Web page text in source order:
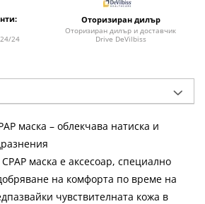
24
Оторизиран дилър
Оторизиран дилър и доставчик
Drive DeVilbiss
маска – облекчава натиска и
маска е аксесоар, специално
на комфорта по време на
чувствителната кожа в